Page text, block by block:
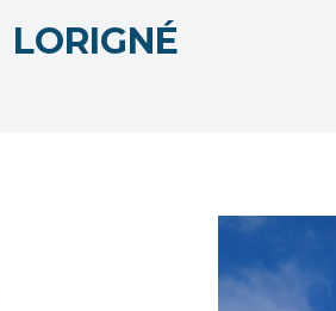
LORIGNÉ